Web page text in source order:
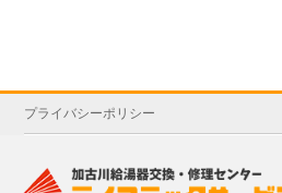
プライバシーポリシー